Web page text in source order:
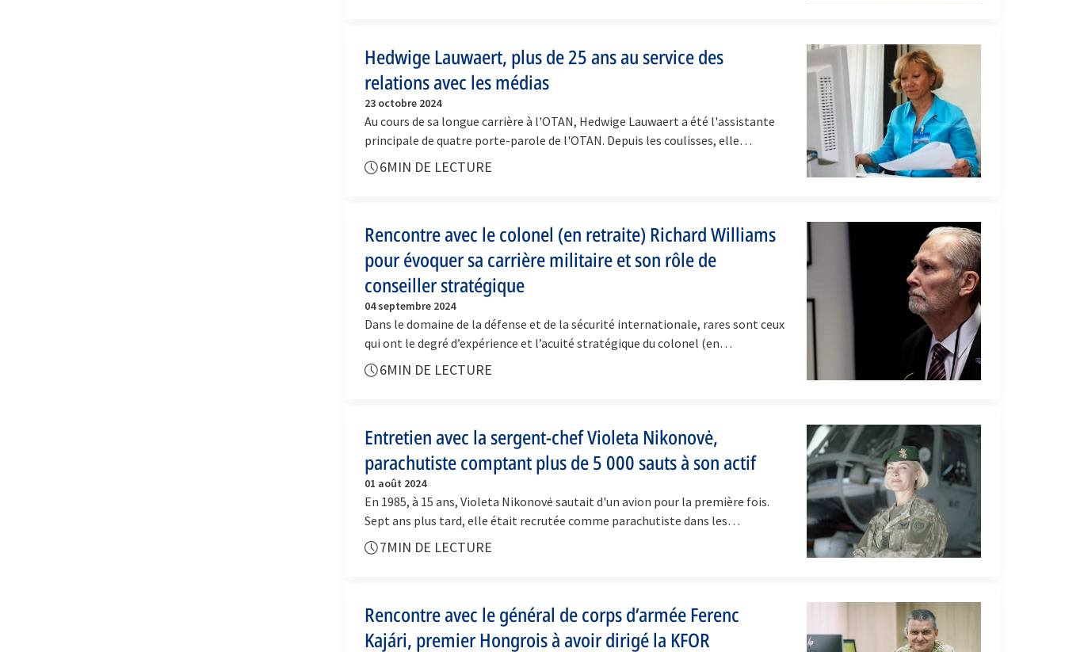
Hedwige Lauwaert, plus de 25 ans au service des
relations avec les médias
23 octobre 2024
Au cours de sa longue carrière à l'OTAN, Hedwige Lauwaert a été l'assistante
principale de quatre porte-parole de l'OTAN. Depuis les coulisses, elle…
6MIN DE LECTURE
Rencontre avec le colonel (en retraite) Richard Williams
pour évoquer sa carrière militaire et son rôle de
conseiller stratégique
04 septembre 2024
Dans le domaine de la défense et de la sécurité internationale, rares sont ceux
qui ont le degré d’expérience et l’acuité stratégique du colonel (en…
6MIN DE LECTURE
Entretien avec la sergent-chef Violeta Nikonovė,
parachutiste comptant plus de 5 000 sauts à son actif
01 août 2024
En 1985, à 15 ans, Violeta Nikonovė sautait d'un avion pour la première fois.
Sept ans plus tard, elle était recrutée comme parachutiste dans les…
7MIN DE LECTURE
Rencontre avec le général de corps d’armée Ferenc
Kajári, premier Hongrois à avoir dirigé la KFOR